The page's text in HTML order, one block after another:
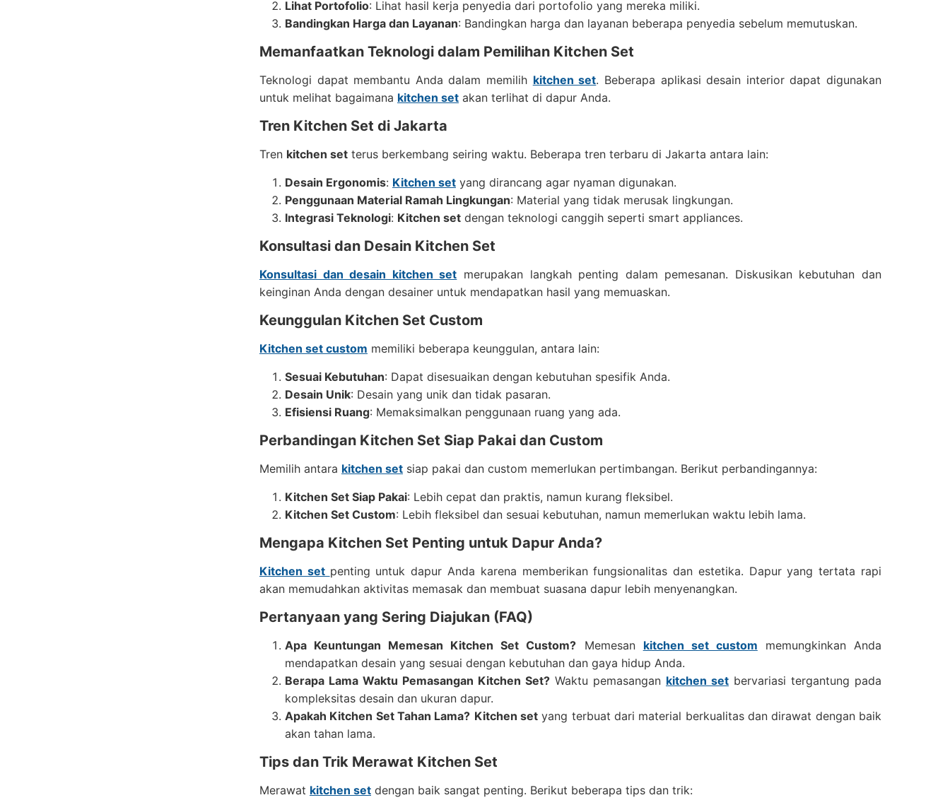
Lihat Portofolio: Lihat hasil kerja penyedia dari portofolio yang mereka miliki.
Bandingkan Harga dan Layanan: Bandingkan harga dan layanan beberapa penyedia sebelum memutuskan.
Memanfaatkan Teknologi dalam Pemilihan Kitchen Set
Teknologi dapat membantu Anda dalam memilih kitchen set. Beberapa aplikasi desain interior dapat digunakan
untuk melihat bagaimana kitchen set akan terlihat di dapur Anda.
Tren Kitchen Set di Jakarta
Tren kitchen set terus berkembang seiring waktu. Beberapa tren terbaru di Jakarta antara lain:
Desain Ergonomis: Kitchen set yang dirancang agar nyaman digunakan.
Penggunaan Material Ramah Lingkungan: Material yang tidak merusak lingkungan.
Integrasi Teknologi: Kitchen set dengan teknologi canggih seperti smart appliances.
Konsultasi dan Desain Kitchen Set
Konsultasi dan desain kitchen set merupakan langkah penting dalam pemesanan. Diskusikan kebutuhan dan
keinginan Anda dengan desainer untuk mendapatkan hasil yang memuaskan.
Keunggulan Kitchen Set Custom
Kitchen set custom memiliki beberapa keunggulan, antara lain:
Sesuai Kebutuhan: Dapat disesuaikan dengan kebutuhan spesifik Anda.
Desain Unik: Desain yang unik dan tidak pasaran.
Efisiensi Ruang: Memaksimalkan penggunaan ruang yang ada.
Perbandingan Kitchen Set Siap Pakai dan Custom
Memilih antara kitchen set siap pakai dan custom memerlukan pertimbangan. Berikut perbandingannya:
Kitchen Set Siap Pakai: Lebih cepat dan praktis, namun kurang fleksibel.
Kitchen Set Custom: Lebih fleksibel dan sesuai kebutuhan, namun memerlukan waktu lebih lama.
Mengapa Kitchen Set Penting untuk Dapur Anda?
Kitchen set penting untuk dapur Anda karena memberikan fungsionalitas dan estetika. Dapur yang tertata rapi
akan memudahkan aktivitas memasak dan membuat suasana dapur lebih menyenangkan.
Pertanyaan yang Sering Diajukan (FAQ)
Apa Keuntungan Memesan Kitchen Set Custom? Memesan kitchen set custom memungkinkan Anda
mendapatkan desain yang sesuai dengan kebutuhan dan gaya hidup Anda.
Berapa Lama Waktu Pemasangan Kitchen Set? Waktu pemasangan kitchen set bervariasi tergantung pada
kompleksitas desain dan ukuran dapur.
Apakah Kitchen Set Tahan Lama? Kitchen set yang terbuat dari material berkualitas dan dirawat dengan baik
akan tahan lama.
Tips dan Trik Merawat Kitchen Set
Merawat kitchen set dengan baik sangat penting. Berikut beberapa tips dan trik: